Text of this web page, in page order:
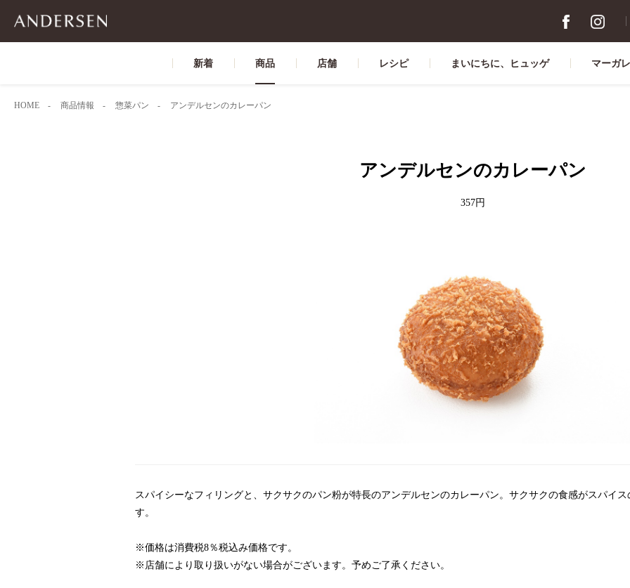
新着 商品 店舗 レシピ まいにちに、ヒュッゲ マーガ
HOME 商品情報 惣菜パン アンデルセンのカレーパン
アンデルセンのカレーパン
357円
スパイシーなフィリングと、サクサクのパン粉が特長のアンデルセンのカレーパン。サクサクの食感がスパイ
す。
※価格は消費税8％税込み価格です。
※店舗により取り扱いがない場合がございます。予めご了承ください。